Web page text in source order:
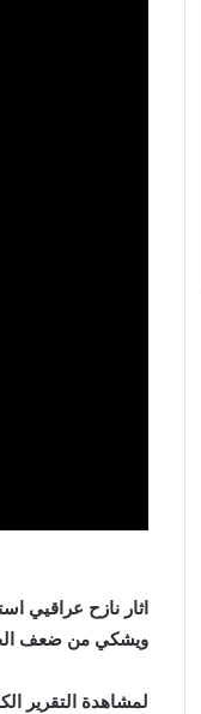
ويشكي من ضعف
لمشاهدة التقرير